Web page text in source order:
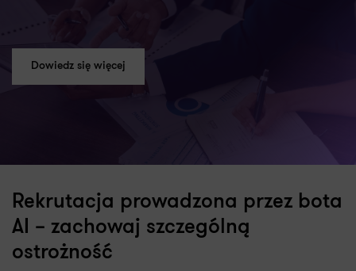
Dowiedz się więcej
Rekrutacja prowadzona przez bota
AI – zachowaj szczególną
ostrożność